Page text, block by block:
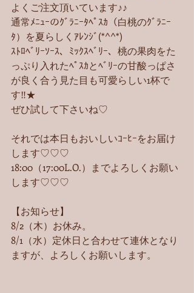
よくご注文頂いています♪♪
通常ﾒﾆｭｰのｸﾞﾗﾆｰﾀﾍﾟｽｶ（白桃のｸﾞﾗﾆｰ
ﾀ）を夏らしくｱﾚﾝｼﾞ(*^^*)
ｽﾄﾛﾍﾞﾘｰｿｰｽ、ﾐｯｸｽﾍﾞﾘｰ、桃の果肉をた
っぷり入れたﾍﾟｽｶとﾍﾞﾘｰの甘酸っぱさ
が良く合う見た目も可愛らしい1杯で
す‼︎★
ぜひ試して下さいね♡
それでは本日もおいしいｺｰﾋｰをお届け
します♡♡♡
18:00（17:00L.O.）までよろしくお願い
します♡♡♡
【お知らせ】
8/2（木）お休み。
8/1（水）定休日と合わせて連休となり
ますが、よろしくお願いします。